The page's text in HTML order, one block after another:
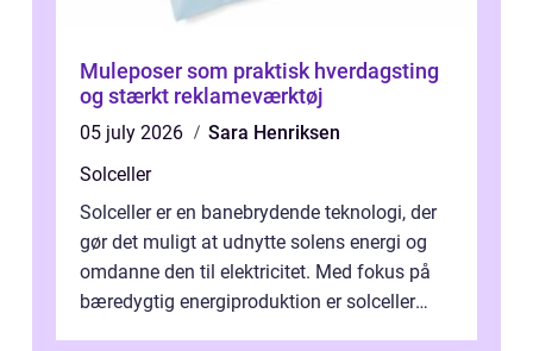
Muleposer som praktisk hverdagsting
og stærkt reklameværktøj
05 july 2026
Sara Henriksen
Solceller
Solceller er en banebrydende teknologi, der
gør det muligt at udnytte solens energi og
omdanne den til elektricitet. Med fokus på
bæredygtig energiproduktion er solceller